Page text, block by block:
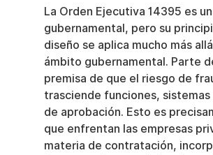
La Orden Ejecutiva 14395 es
gubernamental, pero su
diseño se aplica mucho más
ámbito gubernamental. Parte
premisa de que el riesgo de
trasciende funciones,
de aprobación. Esto es
que enfrentan las empresas
materia de contratación,